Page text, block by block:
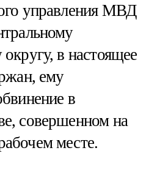
управления МВД
в настоящее
ему
в
совершенном на
месте.